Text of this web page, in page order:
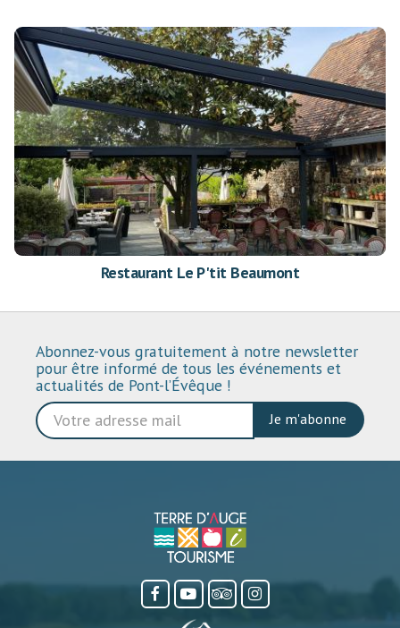
Restaurant Le P'tit Beaumont
Abonnez-vous gratuitement à notre newsletter
pour être informé de tous les événements et
actualités de Pont-l’Évêque !
Je m'abonne